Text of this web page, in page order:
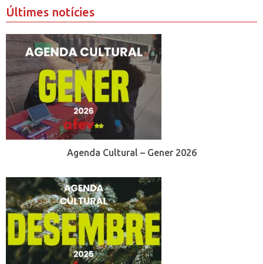
Últimes notícies
Agenda Cultural – Gener 2026